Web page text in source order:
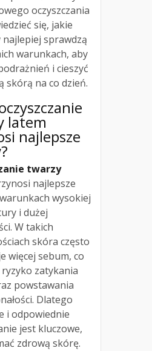
oczyszczania
się, jakie
sprawdzą
warunkach, aby
i cieszyć
skórą na co dzień.
latem
najlepsze
twarzy
najlepsze
wysokiej
i dużej
W takich
skóra często
więcej sebum, co
zatykania
powstawania
Dlatego
i odpowiednie
jest kluczowe,
zdrową skórę.